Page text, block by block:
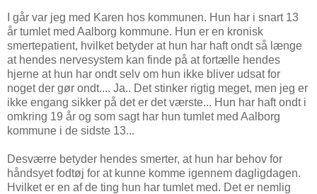
I går var jeg med Karen hos kommunen. Hun har i snart 13
år tumlet med Aalborg kommune. Hun er en kronisk
smertepatient, hvilket betyder at hun har haft ondt så længe
at hendes nervesystem kan finde på at fortælle hendes
hjerne at hun har ondt selv om hun ikke bliver udsat for
noget der gør ondt.... Ja.. Det stinker rigtig meget, men jeg er
ikke engang sikker på det er det værste... Hun har haft ondt i
omkring 19 år og som sagt har hun tumlet med Aalborg
kommune i de sidste 13...
Desværre betyder hendes smerter, at hun har behov for
håndsyet fodtøj for at kunne komme igennem dagligdagen.
Hvilket er en af de ting hun har tumlet med. Det er nemlig